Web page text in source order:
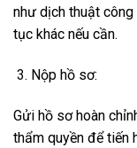
như dịch thuật công
tục khác nếu cần.
Nộp hồ sơ:
Gửi hồ sơ hoàn
thẩm quyền để tiến